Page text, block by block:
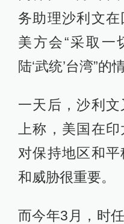
务助理沙利文在
美方会“采取一
陆‘武统’台湾”的
一天后，沙利
上称，美国在
对保持地区和
和威胁很重要。
而今年3月，时